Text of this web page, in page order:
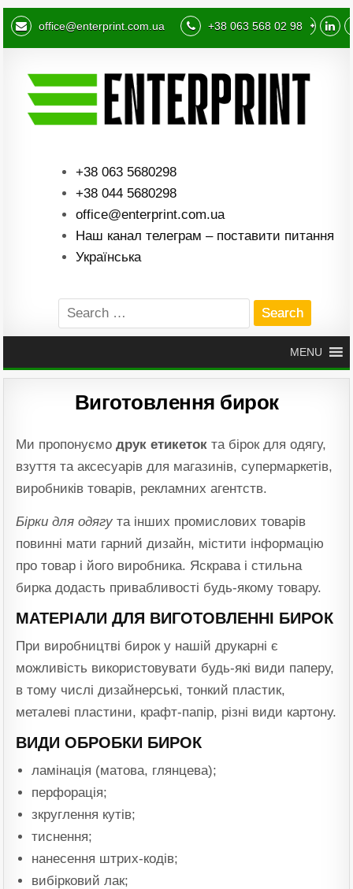
office@enterprint.com.ua +38 063 568 02 98
+38 063 5680298
+38 044 5680298
office@enterprint.com.ua
Наш канал телеграм – поставити питання
Українська
Search
for:
MENU
Виготовлення бирок
Ми пропонуємодрук етикеток та бірок для одягу,
взуття та аксесуарів для магазинів, супермаркетів,
виробників товарів, рекламних агентств.
Бірки для одягу та інших промислових товарів
повинні мати гарний дизайн, містити інформацію
про товар і його виробника. Яскрава і стильна
бирка додасть привабливості будь-якому товару.
МАТЕРІАЛИ ДЛЯ ВИГОТОВЛЕННІ БИРОК
При виробництві бирок у нашій друкарні є
можливість використовувати будь-які види паперу,
в тому числі дизайнерські, тонкий пластик,
металеві пластини, крафт-папір, різні види картону.
ВИДИ ОБРОБКИ БИРОК
ламінація (матова, глянцева);
перфорація;
зкруглення кутів;
тиснення;
нанесення штрих-кодів;
вибірковий лак;